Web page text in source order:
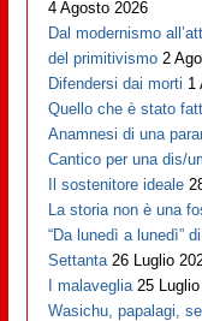
4 Agosto 2026
Dal modernismo
del primitivismo 2
Difendersi dai morti 1
Quello che è stato
Anamnesi di una
Cantico per una dis/
Il sostenitore ideale
La storia non è una
“Da lunedì a lunedì”
Settanta 26 Luglio
I malaveglia 25
Wasichu, papalagi,